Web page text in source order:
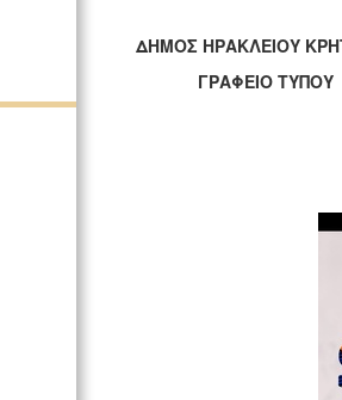
ΔΗΜΟΣ ΗΡΑΚΛΕΙΟΥ
ΓΡΑΦΕΙΟ ΤΥΠΟΥ